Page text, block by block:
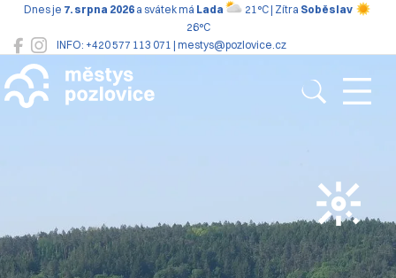
INFO: +420 577 113 071 | mestys@pozlovice.cz
Dnes je 7. srpna 2026 a svátek má Lada 21°C | Zítra Soběslav
26°C
Pozlovice